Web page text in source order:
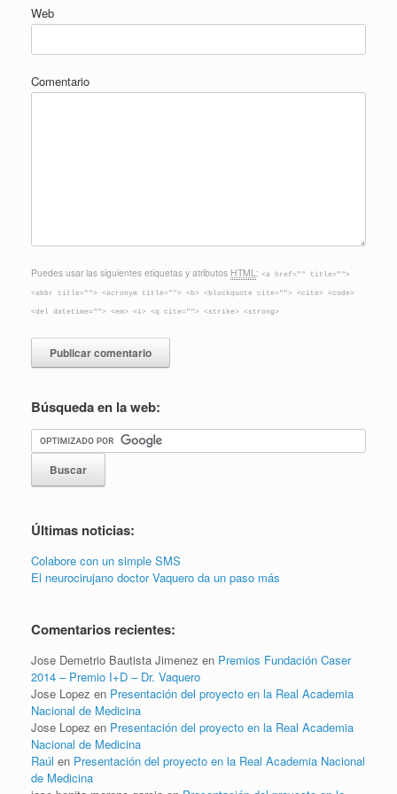
Web
Comentario
Puedes usar las siguientes etiquetas y atributos HTML: <a href="" title="">
<abbr title=""> <acronym title=""> <b> <blockquote cite=""> <cite> <code>
<del datetime=""> <em> <i> <q cite=""> <strike> <strong>
Búsqueda en la web:
Últimas noticias:
Colabore con un simple SMS
El neurocirujano doctor Vaquero da un paso más
Comentarios recientes:
Jose Demetrio Bautista Jimenez en Premios Fundación Caser
2014 – Premio I+D – Dr. Vaquero
Jose Lopez en Presentación del proyecto en la Real Academia
Nacional de Medicina
Jose Lopez en Presentación del proyecto en la Real Academia
Nacional de Medicina
Raúl en Presentación del proyecto en la Real Academia Nacional
de Medicina